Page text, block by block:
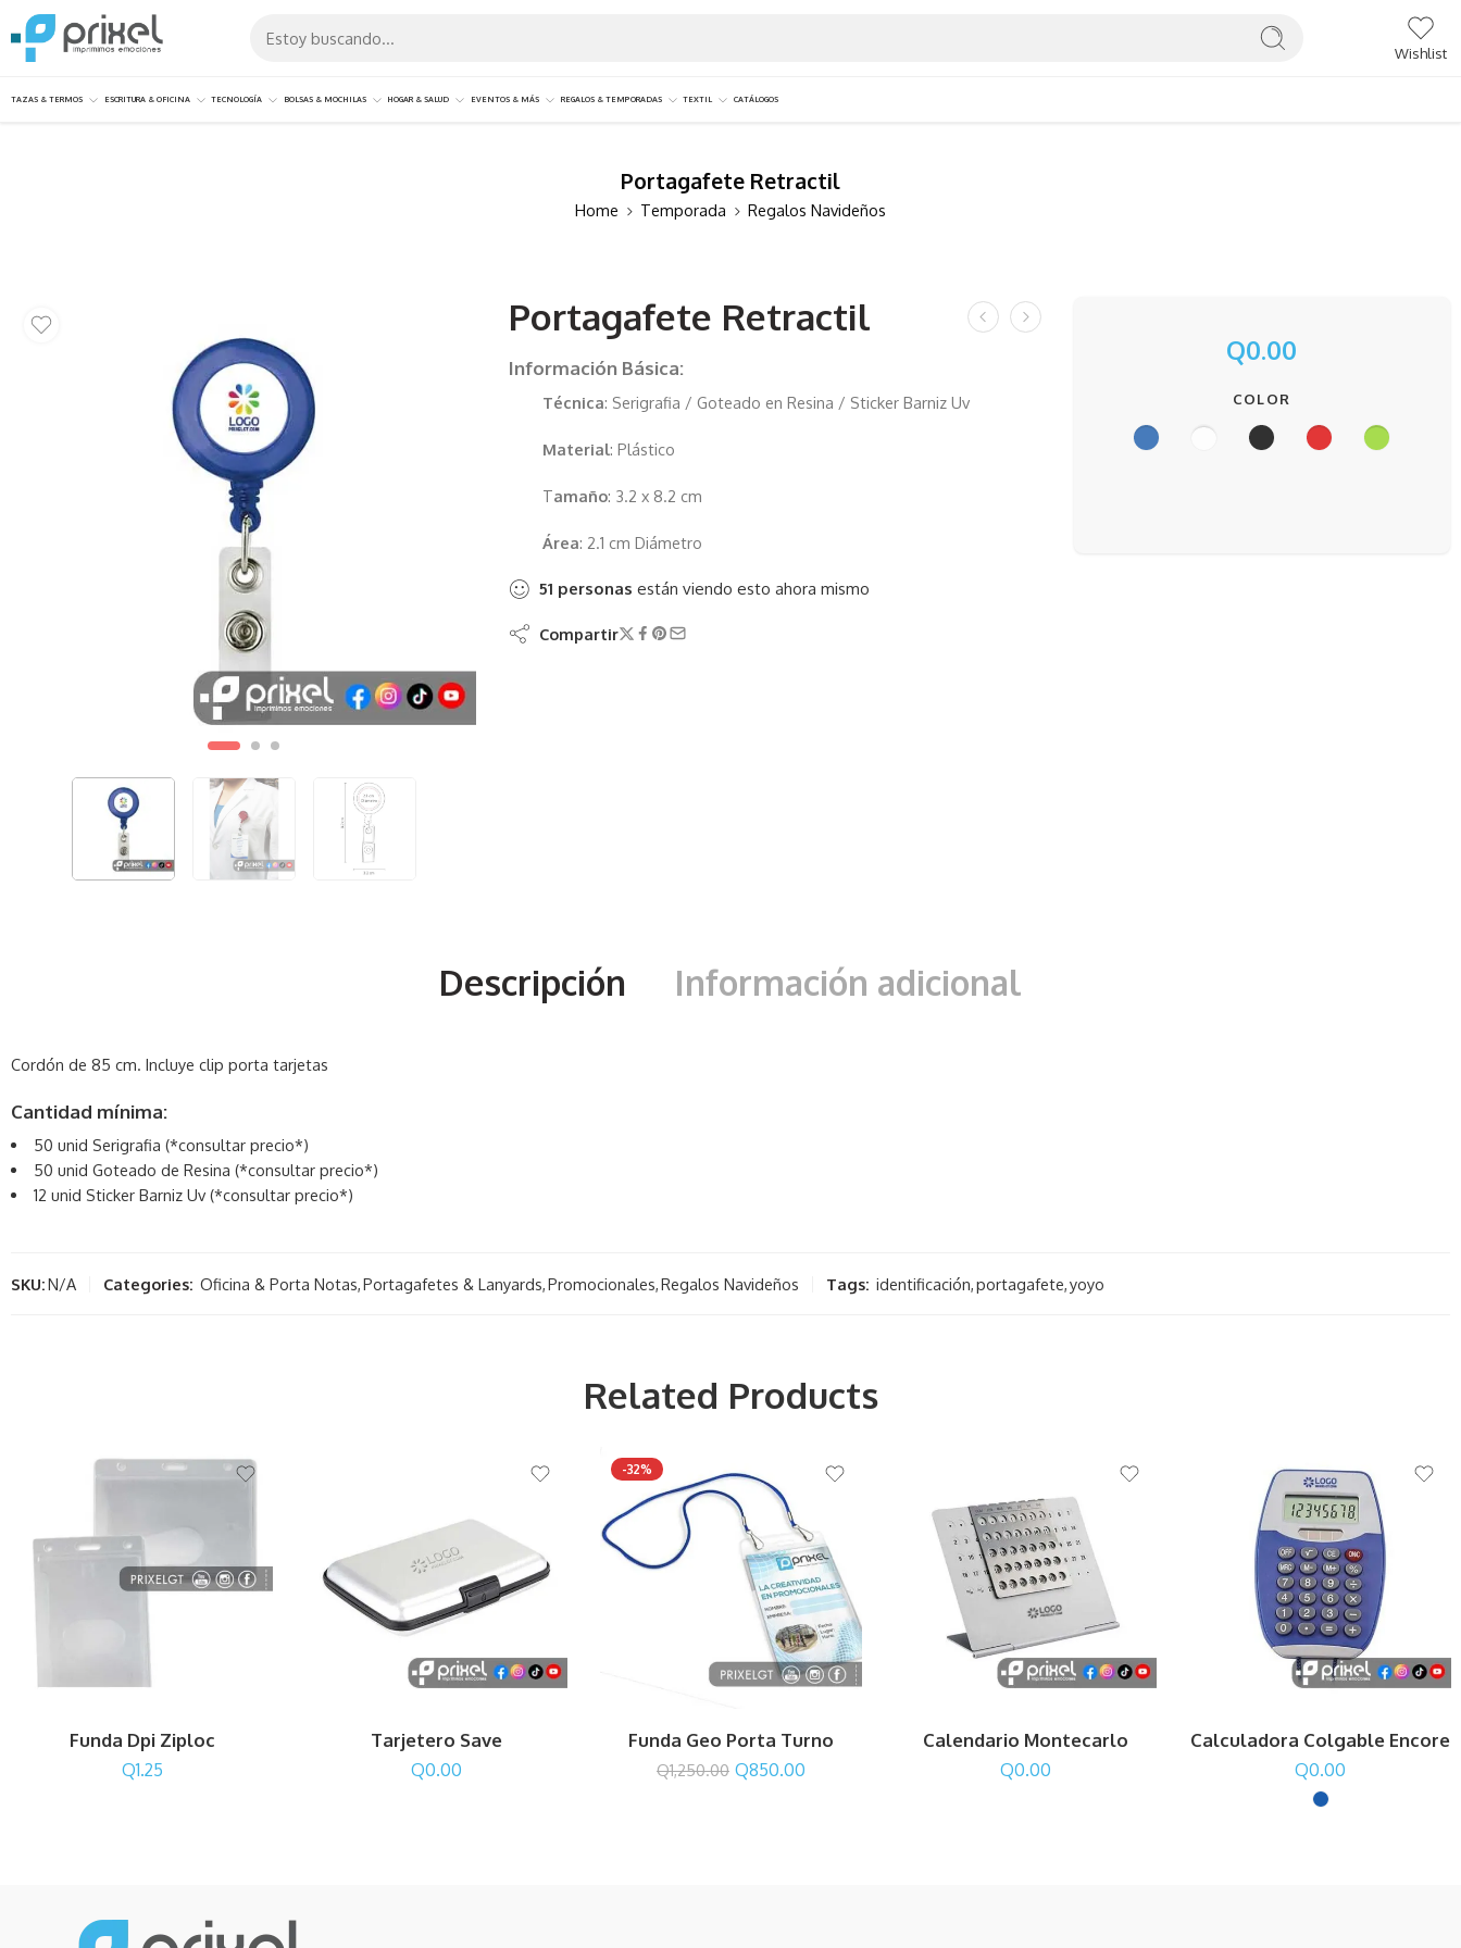
Wishlist
TAZAS & TERMOS ESCRITURA & OFICINA TECNOLOGÍA BOLSAS & MOCHILAS HOGAR & SALUD EVENTOS & MÁS REGALOS & TEMPORADAS TEXTIL CATÁLOGOS
Portagafete Retractil
Home Temporada Regalos Navideños
Portagafete Retractil
Información Básica:
Técnica: Serigrafia / Goteado en Resina / Sticker Barniz Uv
Material: Plástico
Tamaño: 3.2 x 8.2 cm
Área: 2.1 cm Diámetro
51 personas están viendo esto ahora mismo
Compartir
Q0.00
COLOR
Descripción Información adicional
Cordón de 85 cm. Incluye clip porta tarjetas
Cantidad mínima:
50 unid Serigrafia (*consultar precio*)
50 unid Goteado de Resina (*consultar precio*)
12 unid Sticker Barniz Uv (*consultar precio*)
SKU:N/A Categories: Oficina & Porta Notas,Portagafetes & Lanyards,Promocionales,Regalos Navideños Tags: identificación,portagafete,yoyo
Related Products
Funda Dpi Ziploc
Q1.25
Tarjetero Save
Q0.00
-32%
Funda Geo Porta Turno
Q1,250.00 Q850.00
Calendario Montecarlo
Q0.00
Calculadora Colgable Encore
Q0.00